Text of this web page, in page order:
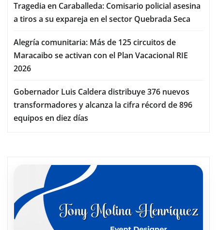
Tragedia en Caraballeda: Comisario policial asesina
a tiros a su expareja en el sector Quebrada Seca
Alegría comunitaria: Más de 125 circuitos de
Maracaibo se activan con el Plan Vacacional RIE
2026
Gobernador Luis Caldera distribuye 376 nuevos
transformadores y alcanza la cifra récord de 896
equipos en diez días